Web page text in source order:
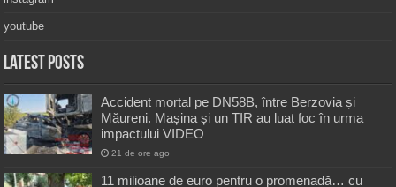
youtube
Latest Posts
Accident mortal pe DN58B, între Berzovia și
Măureni. Mașina și un TIR au luat foc în urma
impactului VIDEO
21 de ore ago
11 milioane de euro pentru o promenadă… cu